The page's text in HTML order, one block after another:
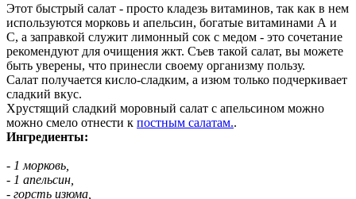
Этот быстрый салат - просто кладезь витаминов, так как в нем
используются морковь и апельсин, богатые витаминами А и
С, а заправкой служит лимонный сок с медом - это сочетание
рекомендуют для очищения жкт. Съев такой салат, вы можете
быть уверены, что принесли своему организму пользу.
Салат получается кисло-сладким, а изюм только подчеркивает
сладкий вкус.
Хрустящий сладкий моровный салат с апельсином можно
можно смело отнести к постным салатам..
Ингредиенты:
- 1 морковь,
- 1 апельсин,
- горсть изюма,